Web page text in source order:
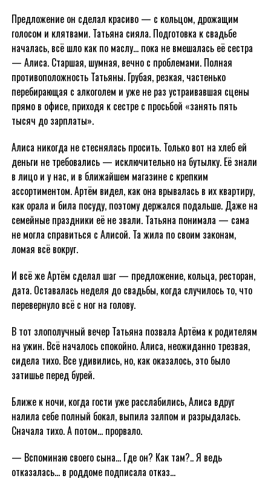
Предложение он сделал красиво — с кольцом, дрожащим
голосом и клятвами. Татьяна сияла. Подготовка к свадьбе
началась, всё шло как по маслу… пока не вмешалась её сестра
— Алиса. Старшая, шумная, вечно с проблемами. Полная
противоположность Татьяны. Грубая, резкая, частенько
перебирающая с алкоголем и уже не раз устраивавшая сцены
прямо в офисе, приходя к сестре с просьбой «занять пять
тысяч до зарплаты».
Алиса никогда не стеснялась просить. Только вот на хлеб ей
деньги не требовались — исключительно на бутылку. Её знали
в лицо и у нас, и в ближайшем магазине с крепким
ассортиментом. Артём видел, как она врывалась в их квартиру,
как орала и била посуду, поэтому держался подальше. Даже на
семейные праздники её не звали. Татьяна понимала — сама
не могла справиться с Алисой. Та жила по своим законам,
ломая всё вокруг.
И всё же Артём сделал шаг — предложение, кольца, ресторан,
дата. Оставалась неделя до свадьбы, когда случилось то, что
перевернуло всё с ног на голову.
В тот злополучный вечер Татьяна позвала Артёма к родителям
на ужин. Всё началось спокойно. Алиса, неожиданно трезвая,
сидела тихо. Все удивились, но, как оказалось, это было
затишье перед бурей.
Ближе к ночи, когда гости уже расслабились, Алиса вдруг
налила себе полный бокал, выпила залпом и разрыдалась.
Сначала тихо. А потом… прорвало.
— Вспоминаю своего сына… Где он? Как там?.. Я ведь
отказалась… в роддоме подписала отказ…